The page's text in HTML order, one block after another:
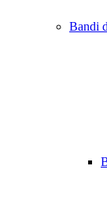
Bandi